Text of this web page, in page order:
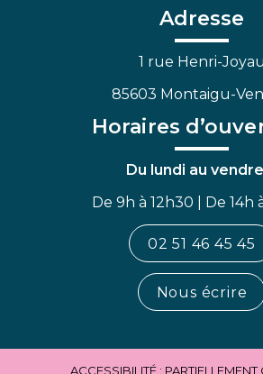
FacebookLinkedin
Adresse
1 rue Henri-Joyau
85603 Montaigu-
Horaires
Du lundi au
De 9h à 12h30 | De 14h
02 51 46 45 45
Nous écrire
ACCESSIBILITÉ :